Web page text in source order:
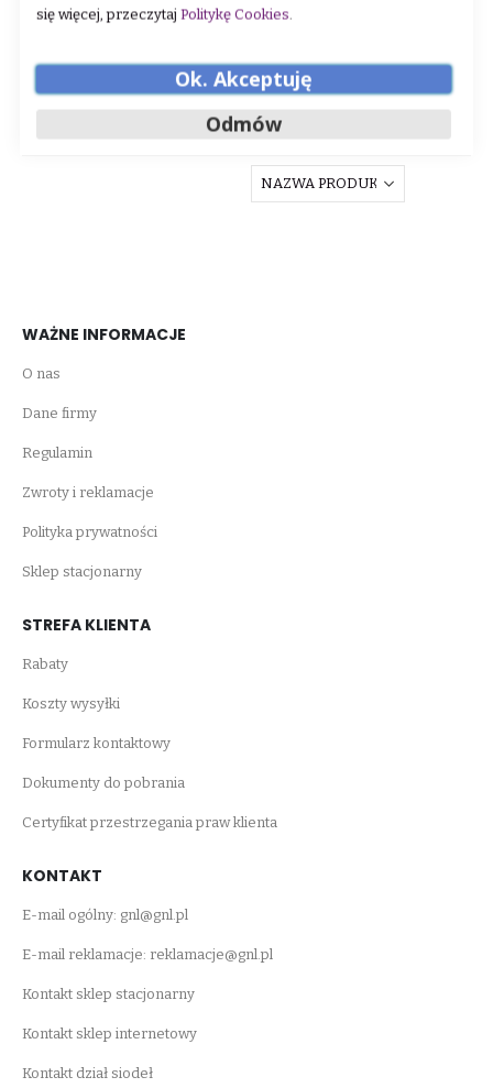
Rating:
( 1 l - 135.80 zł )
DODAJ DO KOSZYKA
WAŻNE INFORMACJE
O nas
Dane firmy
Regulamin
Zwroty i reklamacje
Polityka prywatności
Sklep stacjonarny
STREFA KLIENTA
Rabaty
Koszty wysyłki
Formularz kontaktowy
Dokumenty do pobrania
Certyfikat przestrzegania praw klienta
KONTAKT
E-mail ogólny: gnl@gnl.pl
E-mail reklamacje: reklamacje@gnl.pl
Kontakt sklep stacjonarny
Kontakt sklep internetowy
Kontakt dział siodeł
się więcej, przeczytaj Politykę Cookies.
Ok. Akceptuję
Odmów